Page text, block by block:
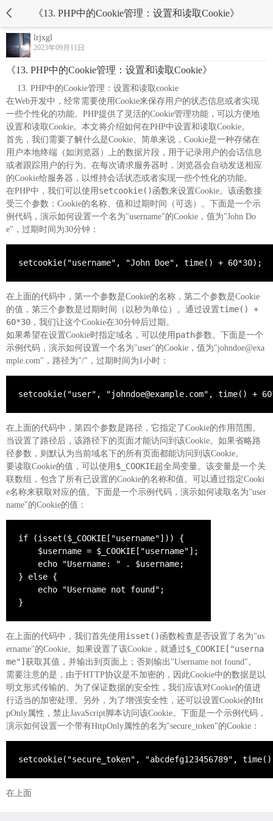
《13. PHP中的Cookie管理：设置和读取Cookie》
lrjxgl
2023年09月11日
《13. PHP中的Cookie管理：设置和读取Cookie》
PHP中的Cookie管理：设置和读取cookie
在Web开发中，经常需要使用Cookie来保存用户的状态信息或者实现
一些个性化的功能。PHP提供了灵活的Cookie管理功能，可以方便地
设置和读取Cookie。本文将介绍如何在PHP中设置和读取Cookie。
首先，我们需要了解什么是Cookie。简单来说，Cookie是一种存储在
用户本地终端（如浏览器）上的数据片段，用于记录用户的会话信息
或者跟踪用户的行为。在每次请求服务器时，浏览器会自动发送相应
的Cookie给服务器，以维持会话状态或者实现一些个性化的功能。
在PHP中，我们可以使用 setcookie() 函数来设置Cookie。该函数接
受三个参数：Cookie的名称、值和过期时间（可选）。下面是一个示
例代码，演示如何设置一个名为"username"的Cookie，值为"John Do
e"，过期时间为30分钟：
setcookie("username", "John Doe", time() + 60*30);
在上面的代码中，第一个参数是Cookie的名称，第二个参数是Cookie
的值，第三个参数是过期时间（以秒为单位）。通过设置time() +
60*30 ，我们让这个Cookie在30分钟后过期。
如果希望在设置Cookie时指定域名，可以使用 path参数。下面是一个
示例代码，演示如何设置一个名为"user"的Cookie，值为"johndoe@exa
mple.com"，路径为"/"，过期时间为1小时：
setcookie("user", "johndoe@example.com", time() +
在上面的代码中，第四个参数是路径，它指定了Cookie的作用范围。
当设置了路径后，该路径下的页面才能访问到该Cookie。如果省略路
径参数，则默认为当前域名下的所有页面都能访问到该Cookie。
要读取Cookie的值，可以使用 $_COOKIE超全局变量。该变量是一个关
联数组，包含了所有已设置的Cookie的名称和值。可以通过指定Cooki
e名称来获取对应的值。下面是一个示例代码，演示如何读取名为"user
name"的Cookie的值：
if (isset($_COOKIE["username"])) {
    $username = $_COOKIE["username"];
    echo "Username: " . $username;
} else {
    echo "Username not found";
}
在上面的代码中，我们首先使用 isset() 函数检查是否设置了名为"us
ername"的Cookie。如果设置了该Cookie，就通过$_COOKIE["userna
me"] 获取其值，并输出到页面上；否则输出"Username not found"。
需要注意的是，由于HTTP协议是不加密的，因此Cookie中的数据是以
明文形式传输的。为了保证数据的安全性，我们应该对Cookie的值进
行适当的加密处理。另外，为了增强安全性，还可以设置Cookie的Htt
pOnly属性，禁止JavaScript脚本访问该Cookie。下面是一个示例代码，
演示如何设置一个带有HttpOnly属性的名为"secure_token"的Cookie：
setcookie("secure_token", "abcdefg123456789",
在上面